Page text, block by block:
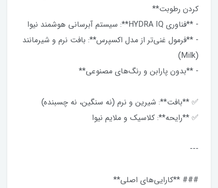
کردن رطوبت**
- **فناوری HYDRA IQ**: سیستم آبرسانی هوشمند نیوا
- **فرمول غنی‌تر از مدل اکسپرس**: بافت نرم و شیرمانند
(Milk)
- **بدون پارابن و رنگ‌های مصنوعی**
✅ **بافت**: شیرین و نرم (نه سنگین، نه چسبنده)
✅ **رایحه**: کلاسیک و ملایم نیوا
---
### **کارایی‌های اصلی**